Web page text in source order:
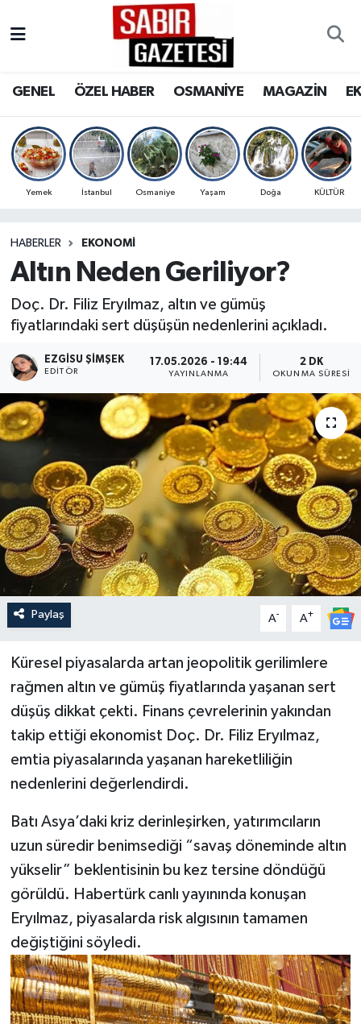
GENEL ÖZEL HABER OSMANİYE MAGAZİN
Yemek İstanbul Osmaniye Yaşam Doğa KÜLTÜR
HABERLER EKONOMI
Altın Neden Geriliyor?
Doç. Dr. Filiz Eryılmaz, altın ve gümüş
fiyatlarındaki sert düşüşün nedenlerini açıkladı.
EZGISU ŞIMŞEK
EDITÖR
17.05.2026 - 19:44
YAYINLANMA
2 DK
OKUNMA SÜRESI
Paylaş A- A+
Küresel piyasalarda artan jeopolitik gerilimlere
rağmen altın ve gümüş fiyatlarında yaşanan sert
düşüş dikkat çekti. Finans çevrelerinin yakından
takip ettiği ekonomist Doç. Dr. Filiz Eryılmaz,
emtia piyasalarında yaşanan hareketliliğin
nedenlerini değerlendirdi.
Batı Asya’daki kriz derinleşirken, yatırımcıların
uzun süredir benimsediği “savaş döneminde altın
yükselir” beklentisinin bu kez tersine döndüğü
görüldü. Habertürk canlı yayınında konuşan
Eryılmaz, piyasalarda risk algısının tamamen
değiştiğini söyledi.
OSMANİYE
MAGAZİN
SPOR
RESMİ İLANLAR
Osmaniye Nöbetçi Eczaneler
Osmaniye Trafik Yoğunluk Haritası
Süper Lig Puan Durumu ve Fikstür
Son Dakika Haberleri
Haber Arşivi